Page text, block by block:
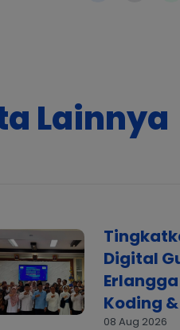
Lainnya
Digital
Koding
08 Aug 2026